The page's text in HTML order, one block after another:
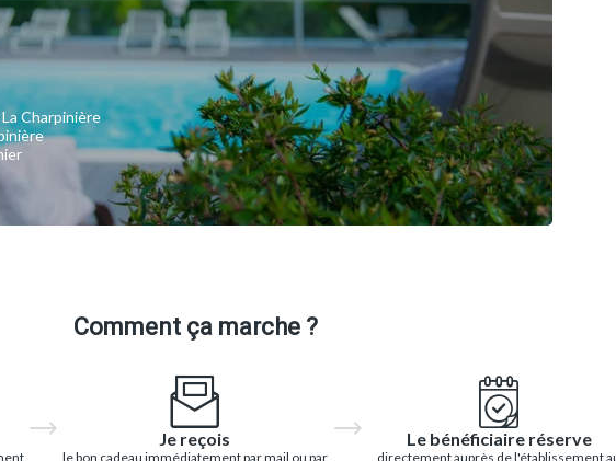
Charpinière
Comment ça marche ?
Je reçois
le bon cadeau immédiatement par mail ou par
Le bénéficiaire réserve
directement auprès de l'établissement